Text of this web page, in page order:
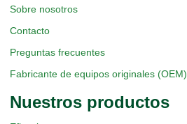
Sobre nosotros
Contacto
Preguntas frecuentes
Fabricante de equipos originales (OEM)
Nuestros productos